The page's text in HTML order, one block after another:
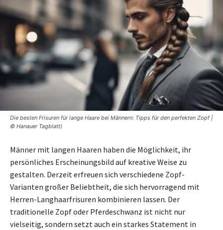
Die besten Frisuren für lange Haare bei Männern: Tipps für den perfekten Zopf |
© Hanauer Tagblatt)
Männer mit langen Haaren haben die Möglichkeit, ihr
persönliches Erscheinungsbild auf kreative Weise zu
gestalten. Derzeit erfreuen sich verschiedene Zopf-
Varianten großer Beliebtheit, die sich hervorragend mit
Herren-Langhaarfrisuren kombinieren lassen. Der
traditionelle Zopf oder Pferdeschwanz ist nicht nur
vielseitig, sondern setzt auch ein starkes Statement in